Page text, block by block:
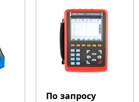
По запросу